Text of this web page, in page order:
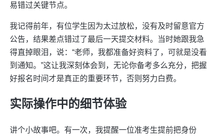
易错过关键节点。
我记得前年，有位学生因为太过放松，没有及时留意官方
公告，结果差点错过了最后一天提交材料。当时她跟我急
得直掉眼泪，说：“老师，我都准备好资料了，可就是没看
到通知。”这让我深刻体会到，无论你备考多么充分，把握
好报名时间才是真正的重要环节，否则努力白费。
实际操作中的细节体验
讲个小故事吧。有一次，我提醒一位准考生提前把身份